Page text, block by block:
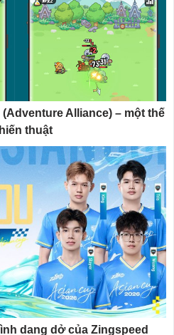
Alliance) – một thế
thuật
dang dở của Zingspeed